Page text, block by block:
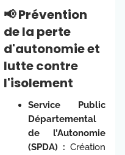
📢 Prévention
de la perte
d'autonomie et
lutte contre
l'isolement
Service Public
Départemental
de l’Autonomie
(SPDA) : Création